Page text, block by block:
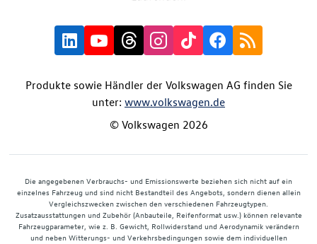
Produkte sowie Händler der Volkswagen AG finden Sie
unter: www.volkswagen.de
© Volkswagen 2026
Die angegebenen Verbrauchs- und Emissionswerte beziehen sich nicht auf ein
einzelnes Fahrzeug und sind nicht Bestandteil des Angebots, sondern dienen allein
Vergleichszwecken zwischen den verschiedenen Fahrzeugtypen.
Zusatzausstattungen und Zubehör (Anbauteile, Reifenformat usw.) können relevante
Fahrzeugparameter, wie z. B. Gewicht, Rollwiderstand und Aerodynamik verändern
und neben Witterungs- und Verkehrsbedingungen sowie dem individuellen